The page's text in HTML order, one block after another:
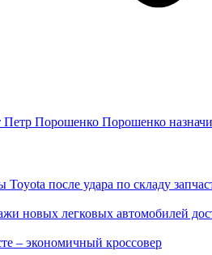
Петр Порошенко Порошенко
после удара по складу
новых легковых автомобилей
– экономичный кроссовер